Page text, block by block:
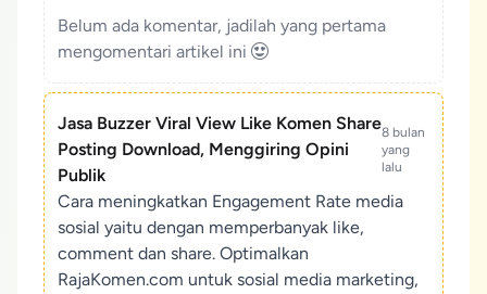
Belum ada komentar, jadilah yang pertama
mengomentari artikel ini
Jasa Buzzer Viral View Like Komen Share
Posting Download, Menggiring Opini
Publik
8 bulan
yang
lalu
Cara meningkatkan Engagement Rate media
sosial yaitu dengan memperbanyak like,
comment dan share. Optimalkan
RajaKomen.com untuk sosial media marketing,